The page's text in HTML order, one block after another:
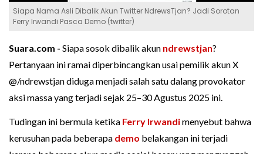
Siapa Nama Asli Dibalik Akun Twitter NdrewsTjan? Jadi Sorotan
Ferry Irwandi Pasca Demo (twitter)
Suara.com - Siapa sosok dibalik akun ndrewstjan?
Pertanyaan ini ramai diperbincangkan usai pemilik akun X
@/ndrewstjan diduga menjadi salah satu dalang provokator
aksi massa yang terjadi sejak 25–30 Agustus 2025 ini.
Tudingan ini bermula ketika Ferry Irwandimenyebut bahwa
kerusuhan pada beberapa demo belakangan ini terjadi